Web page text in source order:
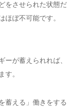
をさせられた状態だ
ほぼ不可能です。
ーが蓄えられれば、
す。
蓄える」働きをする